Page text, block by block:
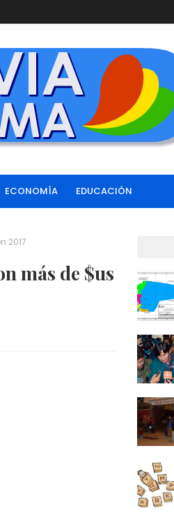
ECONOMÍA EDUCACIÓN
2017
más de $us